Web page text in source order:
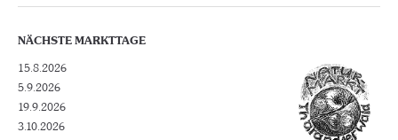
NÄCHSTE MARKTTAGE
15.8.2026
5.9.2026
19.9.2026
3.10.2026